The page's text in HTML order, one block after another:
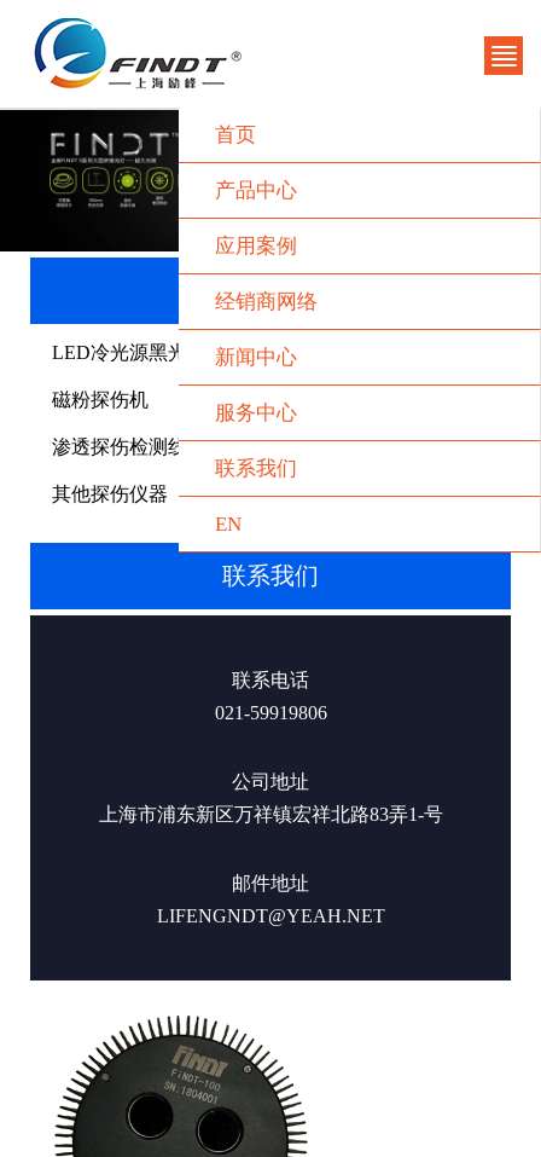
首页
产品中心
应用案例
经销商网络
新闻中心
服务中心
联系我们
EN
产品类别
LED冷光源黑光灯
磁粉探伤机
渗透探伤检测线
其他探伤仪器
联系我们
联系电话
021-59919806
公司地址
上海市浦东新区万祥镇宏祥北路83弄1-号
邮件地址
LIFENGNDT@YEAH.NET